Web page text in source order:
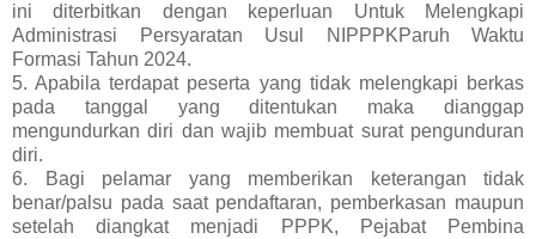
ini diterbitkan dengan keperluan Untuk Melengkapi
Administrasi Persyaratan Usul NIPPPKParuh Waktu
Formasi Tahun 2024.
5. Apabila terdapat peserta yang tidak melengkapi berkas
pada tanggal yang ditentukan maka dianggap
mengundurkan diri dan wajib membuat surat pengunduran
diri.
6. Bagi pelamar yang memberikan keterangan tidak
benar/palsu pada saat pendaftaran, pemberkasan maupun
setelah diangkat menjadi PPPK, Pejabat Pembina